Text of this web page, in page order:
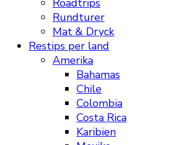
Roadtrips
Rundturer
Mat & Dryck
Restips per land
Amerika
Bahamas
Chile
Colombia
Costa Rica
Karibien